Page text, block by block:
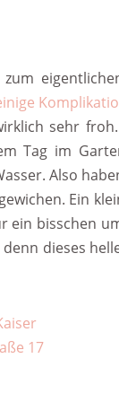
sehr
Tag im
Also
Ein
ein bisschen
dieses
17